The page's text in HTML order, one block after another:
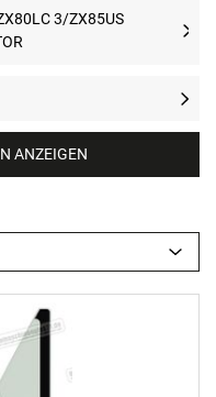
3/ZX85US
ANZEIGEN